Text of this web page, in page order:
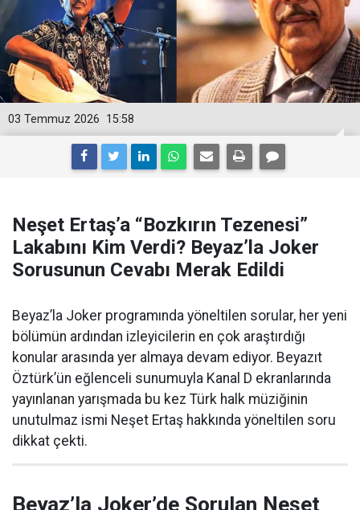
15:58
03 Temmuz 2026
Neşet Ertaş’a “Bozkırın Tezenesi”
Lakabını Kim Verdi? Beyaz’la Joker
Sorusunun Cevabı Merak Edildi
Beyaz’la Joker programında yöneltilen sorular, her yeni
bölümün ardından izleyicilerin en çok araştırdığı
konular arasında yer almaya devam ediyor. Beyazıt
Öztürk’ün eğlenceli sunumuyla Kanal D ekranlarında
yayınlanan yarışmada bu kez Türk halk müziğinin
unutulmaz ismi Neşet Ertaş hakkında yöneltilen soru
dikkat çekti.
Beyaz’la Joker’de Sorulan Neşet